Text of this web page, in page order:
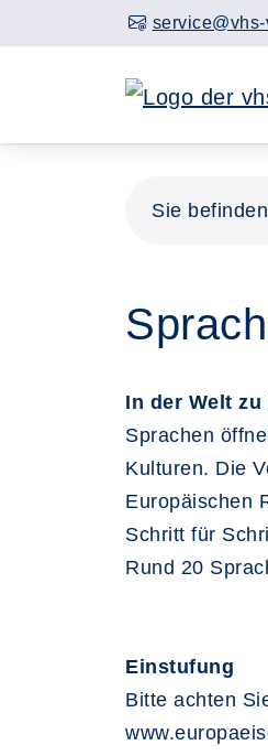
Sie
In der Welt zu
Sprachen
Kulturen. Die
Europäischen
Schritt für
Rund 20
Einstufung
Bitte achten